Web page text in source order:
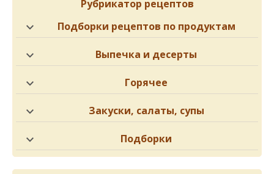
Рубрикатор рецептов
Подборки рецептов по продуктам
Выпечка и десерты
Горячее
Закуски, салаты, супы
Подборки